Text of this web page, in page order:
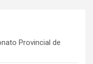
Provincial de